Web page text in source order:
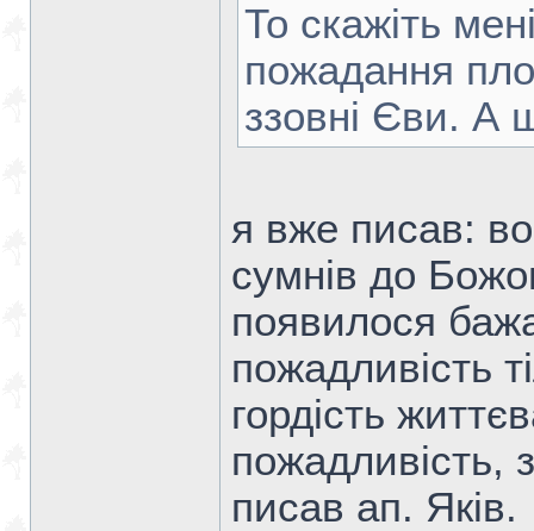
То скажіть
пожадання
ззовні Єви. А
я вже писав:
сумнів до
появилося
пожадливість
гордість
пожадливість,
писав ап. Яків.